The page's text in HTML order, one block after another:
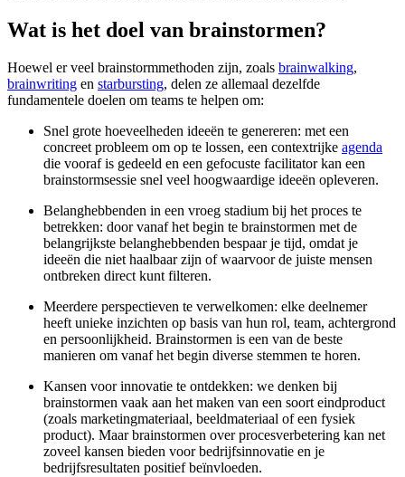
Wat is het doel van brainstormen?
Hoewel er veel brainstormmethoden zijn, zoals brainwalking,
brainwriting en starbursting, delen ze allemaal dezelfde
fundamentele doelen om teams te helpen om:
Snel grote hoeveelheden ideeën te genereren: met een
concreet probleem om op te lossen, een contextrijke agenda
die vooraf is gedeeld en een gefocuste facilitator kan een
brainstormsessie snel veel hoogwaardige ideeën opleveren.
Belanghebbenden in een vroeg stadium bij het proces te
betrekken: door vanaf het begin te brainstormen met de
belangrijkste belanghebbenden bespaar je tijd, omdat je
ideeën die niet haalbaar zijn of waarvoor de juiste mensen
ontbreken direct kunt filteren.
Meerdere perspectieven te verwelkomen: elke deelnemer
heeft unieke inzichten op basis van hun rol, team, achtergrond
en persoonlijkheid. Brainstormen is een van de beste
manieren om vanaf het begin diverse stemmen te horen.
Kansen voor innovatie te ontdekken: we denken bij
brainstormen vaak aan het maken van een soort eindproduct
(zoals marketingmateriaal, beeldmateriaal of een fysiek
product). Maar brainstormen over procesverbetering kan net
zoveel kansen bieden voor bedrijfsinnovatie en je
bedrijfsresultaten positief beïnvloeden.